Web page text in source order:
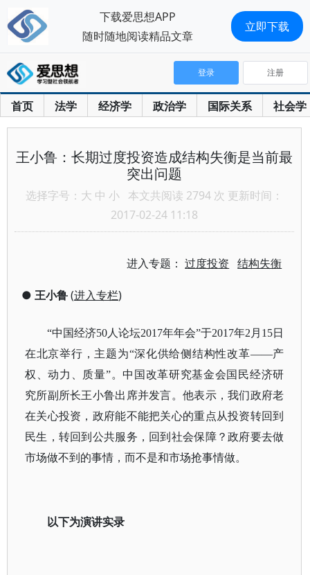
首页 法学 经济学 政治学 国际关系 社会学
登录 注册
王小鲁：长期过度投资造成结构失衡是当前最
突出问题
选择字号： 大 中 小 本文共阅读 2794 次 更新时间：
2017-02-24 11:18
进入专题：过度投资 结构失衡
● 王小鲁(进入专栏)
“中国经济50人论坛2017年年会”于2017年2月15日
在北京举行，主题为“深化供给侧结构性改革——产
权、动力、质量”。中国改革研究基金会国民经济研
究所副所长王小鲁出席并发言。他表示，我们政府老
在关心投资，政府能不能把关心的重点从投资转回到
民生，转回到公共服务，回到社会保障？政府要去做
市场做不到的事情，而不是和市场抢事情做。
以下为演讲实录
下载爱思想APP
随时随地阅读精品文章
立即下载